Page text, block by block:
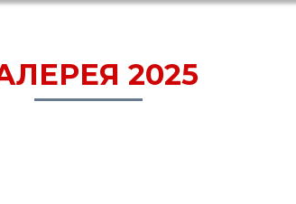
2025